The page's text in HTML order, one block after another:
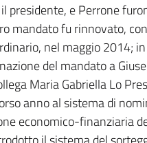
presidente, e Perrone
mandato fu rinnovato, con
nel maggio 2014; in
del mandato a
Maria Gabriella Lo
anno al sistema di
economico-finanziaria